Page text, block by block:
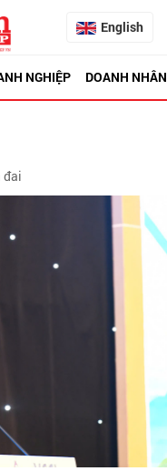
English
NGHIỆP DOANH NHÂN
đai